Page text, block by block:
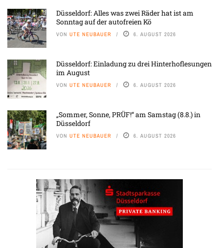
Düsseldorf: Alles was zwei Räder hat ist am
Sonntag auf der autofreien Kö
VON UTE NEUBAUER 6. AUGUST 2026
Düsseldorf: Einladung zu drei Hinterhoflesungen
im August
VON UTE NEUBAUER 6. AUGUST 2026
„Sommer, Sonne, PRÜF!“ am Samstag (8.8.) in
Düsseldorf
VON UTE NEUBAUER 6. AUGUST 2026